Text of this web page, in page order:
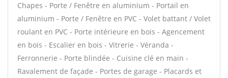
Chapes - Porte / Fenêtre en aluminium - Portail en
aluminium - Porte / Fenêtre en PVC - Volet battant / Volet
roulant en PVC - Porte intérieure en bois - Agencement
en bois - Escalier en bois - Vitrerie - Véranda -
Ferronnerie - Porte blindée - Cuisine clé en main -
Ravalement de façade - Portes de garage - Placards et